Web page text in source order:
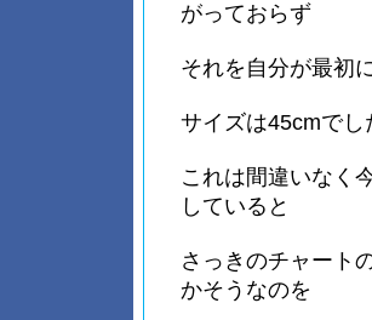
がっておらず
それを自分が最初
サイズは45cmでし
これは間違いなく
していると
さっきのチャート
かそうなのを